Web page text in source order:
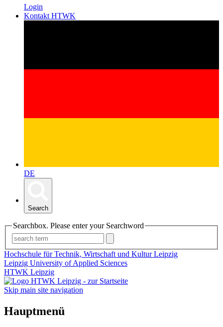
Login
Kontakt HTWK
DE
Search
Searchbox. Please enter your Searchword
Hochschule für Technik, Wirtschaft und Kultur Leipzig
Leipzig University of Applied Sciences
HTWK Leipzig
Skip main site navigation
Hauptmenü